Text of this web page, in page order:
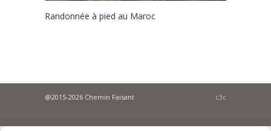
Randonnée à pied au Maroc
@2015-2026 Chemin Faisant c3c